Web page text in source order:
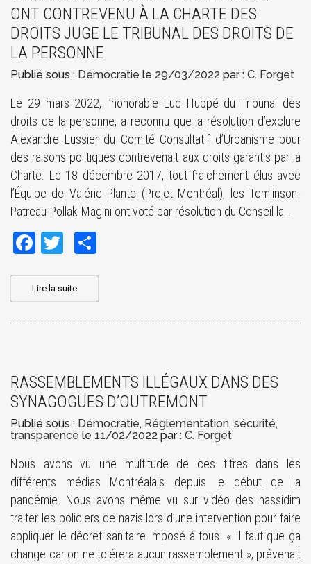
ONT CONTREVENU À LA CHARTE DES
DROITS JUGE LE TRIBUNAL DES DROITS DE
LA PERSONNE
Publié sous : Démocratie le 29/03/2022 par : C. Forget
Le 29 mars 2022, l’honorable Luc Huppé du Tribunal des
droits de la personne, a reconnu que la résolution d’exclure
Alexandre Lussier du Comité Consultatif d’Urbanisme pour
des raisons politiques contrevenait aux droits garantis par la
Charte. Le 18 décembre 2017, tout fraichement élus avec
l’Équipe de Valérie Plante (Projet Montréal), les Tomlinson-
Patreau-Pollak-Magini ont voté par résolution du Conseil la…
FacebookTwitter
Lire la suite
RASSEMBLEMENTS ILLÉGAUX DANS DES
SYNAGOGUES D’OUTREMONT
Publié sous : Démocratie, Réglementation, sécurité,
transparence le 11/02/2022 par : C. Forget
Nous avons vu une multitude de ces titres dans les
différents médias Montréalais depuis le début de la
pandémie. Nous avons même vu sur vidéo des hassidim
traiter les policiers de nazis lors d’une intervention pour faire
appliquer le décret sanitaire imposé à tous. « Il faut que ça
change car on ne tolérera aucun rassemblement », prévenait